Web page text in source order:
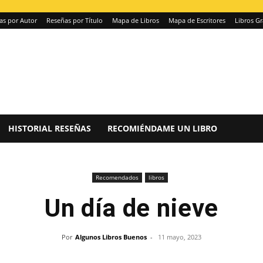
por Autor Reseñas por Título Mapa de Libros Mapa de Escritores Libros
HISTORIAL RESEÑAS RECOMIÉNDAME UN LIBRO
Recomendados libros
Un día de nieve
Por Algunos Libros Buenos - 11 mayo, 2023